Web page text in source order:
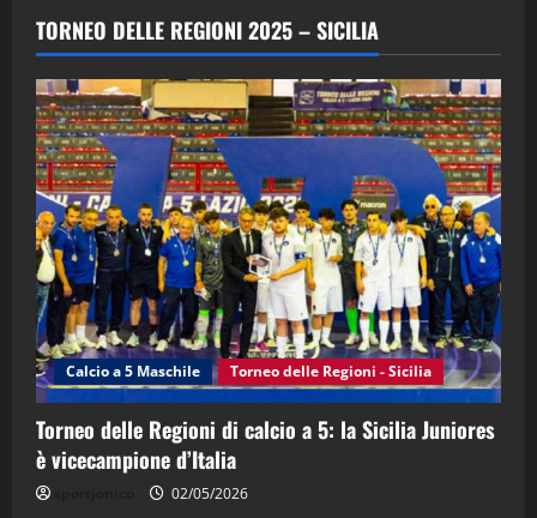
2
“SportEmpire” in Podcast: 29^ Puntata
(Martedi 28 Aprile 2026)
28/04/2026
3
"SportEmpire" in Podcast
“SportEmpire” in Podcast: 28^ Puntata
(Martedi 21 Aprile 2026)
21/04/2026
4
"SportEmpire" in Podcast Sport News
“SportEmpire” in Podcast: 27^ Puntata
(Martedi 14 Aprile 2026)
15/04/2026
"SportEmpire" in Podcast
“SportEmpire” in Podcast: 26^ Puntata
TORNEO DELLE REGIONI 2025 – SICILIA
Calcio a 5 Maschile Torneo delle Regioni - Sicilia
Torneo delle Regioni di calcio a 5: la Sicilia Juniores
è vicecampione d’Italia
02/05/2026